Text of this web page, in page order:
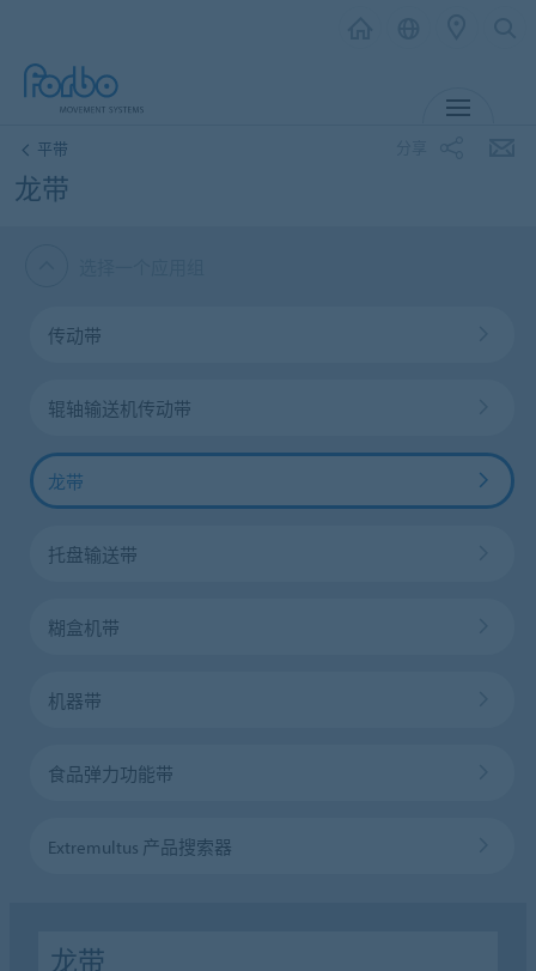
平带
龙带
传动带
辊轴输送机传动带
龙带
托盘输送带
糊盒机带
机器带
食品弹力功能带
Extremultus 产品搜索器
龙带